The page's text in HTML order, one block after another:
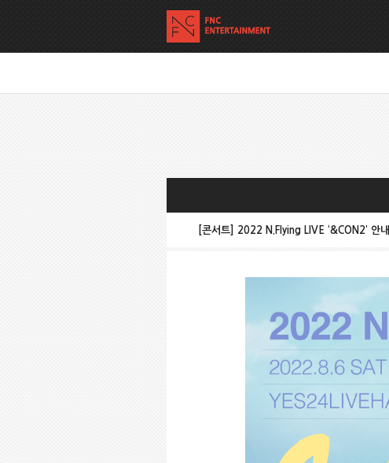
[콘서트] 2022 N.Flying LIVE ‘&CON2’ 안내